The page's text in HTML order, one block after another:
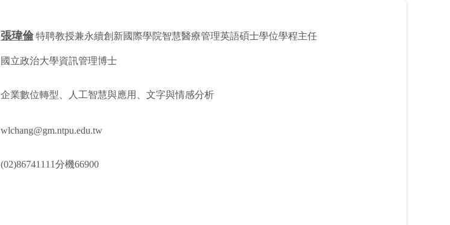
張瑋倫特聘教授兼永續創新國際學院智慧醫療管理英語碩士學位學程主任
國立政治大學資訊管理博士
企業數位轉型、人工智慧與應用、文字與情感分析
wlchang@gm.ntpu.edu.tw
(02)86741111分機66900